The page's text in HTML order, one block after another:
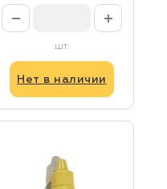
шт.
Нет в наличии